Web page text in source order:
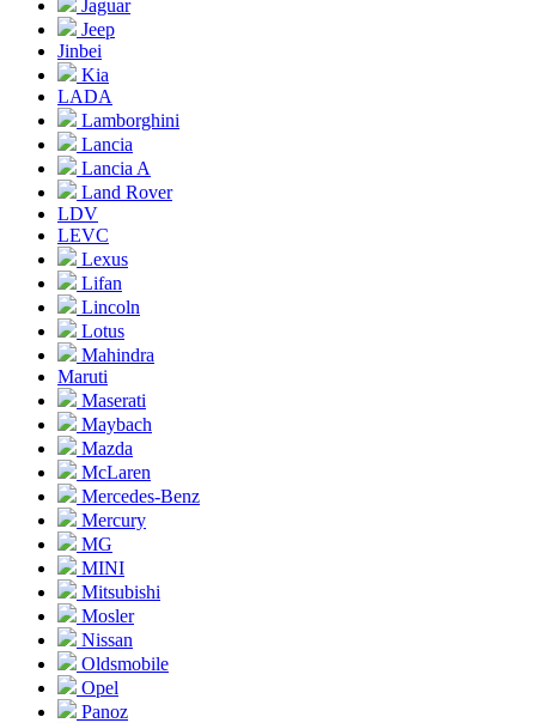
Jaguar
Jeep
Jinbei
Kia
LADA
Lamborghini
Lancia
Lancia A
Land Rover
LDV
LEVC
Lexus
Lifan
Lincoln
Lotus
Mahindra
Maruti
Maserati
Maybach
Mazda
McLaren
Mercedes-Benz
Mercury
MG
MINI
Mitsubishi
Mosler
Nissan
Oldsmobile
Opel
Panoz